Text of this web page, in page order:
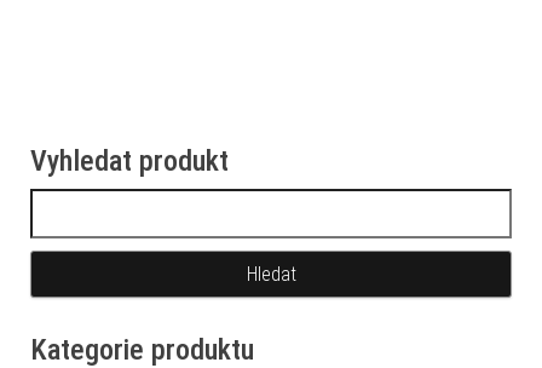
Vyhledat produkt
Kategorie produktu